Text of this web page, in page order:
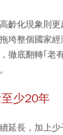
齡化現象則
垮整個國家
徹底翻轉｢老
少20年
延長，加上